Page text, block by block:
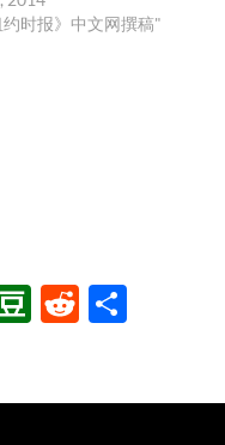
时报》中文网撰稿"
D
b
R
di e